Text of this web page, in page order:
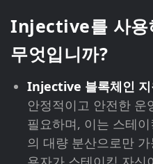
Injective를 사용
무엇입니까?
Injective 블록체인 지
안정적이고 안전한 운
필요하며, 이는 스테
의 대량 분산으로만